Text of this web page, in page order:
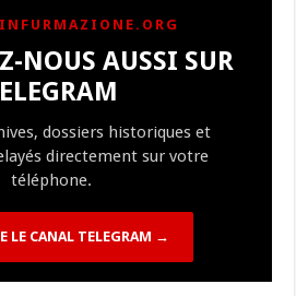
a
m
c
h
at
Li
n n
ta
g
erNOUS AUSSI SUR
dossiers historiques et
directement sur votre
téléphone.
LE CANAL TELEGRAM →